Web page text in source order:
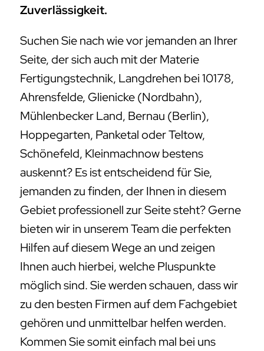
Zuverlässigkeit.
Suchen Sie nach wie vor jemanden an Ihrer
Seite, der sich auch mit der Materie
Fertigungstechnik, Langdrehen bei 10178,
Ahrensfelde, Glienicke (Nordbahn),
Mühlenbecker Land, Bernau (Berlin),
Hoppegarten, Panketal oder Teltow,
Schönefeld, Kleinmachnow bestens
auskennt? Es ist entscheidend für Sie,
jemanden zu finden, der Ihnen in diesem
Gebiet professionell zur Seite steht? Gerne
bieten wir in unserem Team die perfekten
Hilfen auf diesem Wege an und zeigen
Ihnen auch hierbei, welche Pluspunkte
möglich sind. Sie werden schauen, dass wir
zu den besten Firmen auf dem Fachgebiet
gehören und unmittelbar helfen werden.
Kommen Sie somit einfach mal bei uns